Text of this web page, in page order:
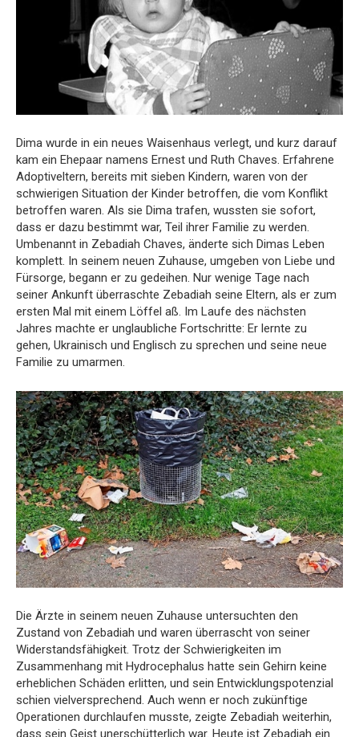
Dima wurde in ein neues Waisenhaus verlegt, und kurz darauf
kam ein Ehepaar namens Ernest und Ruth Chaves. Erfahrene
Adoptiveltern, bereits mit sieben Kindern, waren von der
schwierigen Situation der Kinder betroffen, die vom Konflikt
betroffen waren. Als sie Dima trafen, wussten sie sofort,
dass er dazu bestimmt war, Teil ihrer Familie zu werden.
Umbenannt in Zebadiah Chaves, änderte sich Dimas Leben
komplett. In seinem neuen Zuhause, umgeben von Liebe und
Fürsorge, begann er zu gedeihen. Nur wenige Tage nach
seiner Ankunft überraschte Zebadiah seine Eltern, als er zum
ersten Mal mit einem Löffel aß. Im Laufe des nächsten
Jahres machte er unglaubliche Fortschritte: Er lernte zu
gehen, Ukrainisch und Englisch zu sprechen und seine neue
Familie zu umarmen.
Die Ärzte in seinem neuen Zuhause untersuchten den
Zustand von Zebadiah und waren überrascht von seiner
Widerstandsfähigkeit. Trotz der Schwierigkeiten im
Zusammenhang mit Hydrocephalus hatte sein Gehirn keine
erheblichen Schäden erlitten, und sein Entwicklungspotenzial
schien vielversprechend. Auch wenn er noch zukünftige
Operationen durchlaufen musste, zeigte Zebadiah weiterhin,
dass sein Geist unerschütterlich war. Heute ist Zebadiah ein